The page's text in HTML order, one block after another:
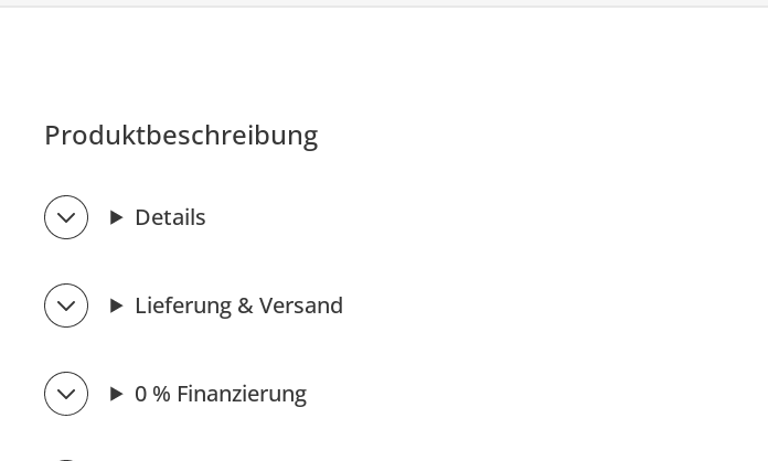
Produktbeschreibung
Details
Lieferung & Versand
0 % Finanzierung